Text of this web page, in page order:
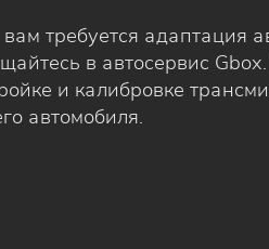
требуется адаптация
в автосервис
и калибровке
автомобиля.